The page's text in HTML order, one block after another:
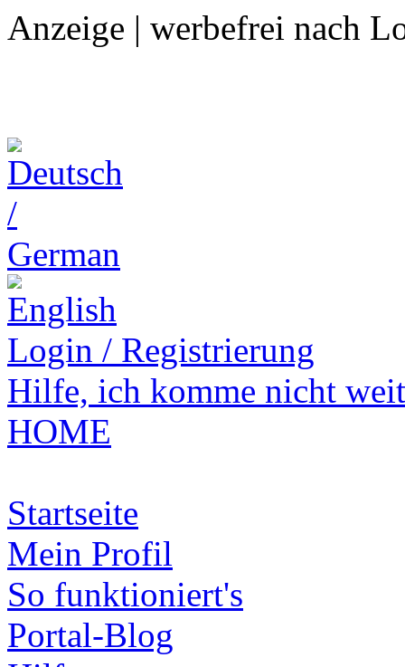
Anzeige | werbefrei nach
Login / Registrierung
Hilfe, ich komme nicht
HOME
Startseite
Mein Profil
So funktioniert's
Portal-Blog